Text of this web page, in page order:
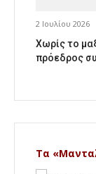
2 Ιουλίου 2026
Χωρίς το
πρόεδρος
Τα